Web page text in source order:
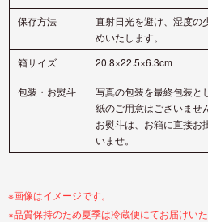
保存方法
直射日光を避け、湿度の
めいたします。
箱サイズ
20.8×22.5×6.3cm
包装・お熨斗
写真の包装を最終包装と
紙のご用意はございませ
お熨斗は、お箱に直接お
いませ。
※画像はイメージです。
※品質保持のため夏季は冷蔵便にてお届けいた